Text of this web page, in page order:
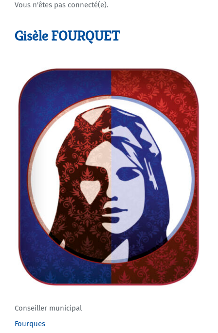
Agenda
Vous n'êtes pas connecté(e).
Gisèle FOURQUET
Conseiller municipal
Fourques